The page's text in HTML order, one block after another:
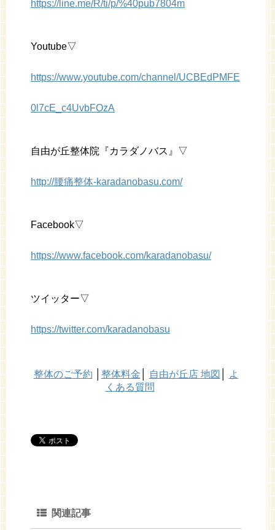
https://line.me/R/ti/p/%40pub7804m
Youtube▽
https://www.youtube.com/channel/UCBEdPMFE
0l7cE_c4UvbFOzA
自由が丘整体院『カラダノバス』▽
http://腰痛整体-karadanobasu.com/
Facebook▽
https://www.facebook.com/karadanobasu/
ツイッター▽
https://twitter.com/karadanobasu
整体のご予約 整体料金 自由が丘店 地図
よ
くある質問
関連記事